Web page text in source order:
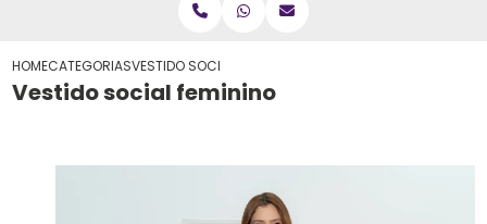
HOMECATEGORIASVESTIDO SOCIAL FEMININO
Vestido social feminino